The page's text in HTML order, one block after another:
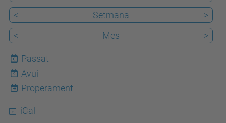
<
Setmana
>
<
Mes >
Passat
9
Avui
Properament
iCal